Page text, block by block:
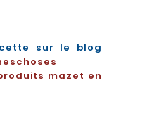
sur le blog
mazet en